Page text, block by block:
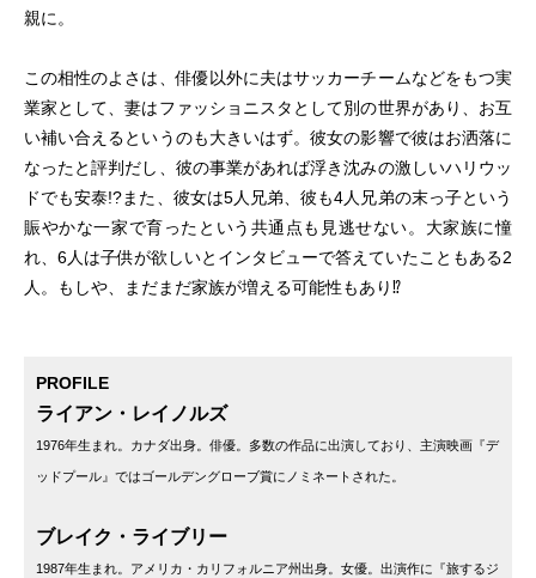
親に。
この相性のよさは、俳優以外に夫はサッカーチームなどをもつ実
業家として、妻はファッショニスタとして別の世界があり、お互
い補い合えるというのも大きいはず。彼女の影響で彼はお洒落に
なったと評判だし、彼の事業があれば浮き沈みの激しいハリウッ
ドでも安泰!?また、彼女は5人兄弟、彼も4人兄弟の末っ子という
賑やかな一家で育ったという共通点も見逃せない。大家族に憧
れ、6人は子供が欲しいとインタビューで答えていたこともある2
人。もしや、まだまだ家族が増える可能性もあり⁉
PROFILE
ライアン・レイノルズ
1976年生まれ。カナダ出身。俳優。多数の作品に出演しており、主演映画『デ
ッドプール』ではゴールデングローブ賞にノミネートされた。
ブレイク・ライブリー
1987年生まれ。アメリカ・カリフォルニア州出身。女優。出演作に『旅するジ